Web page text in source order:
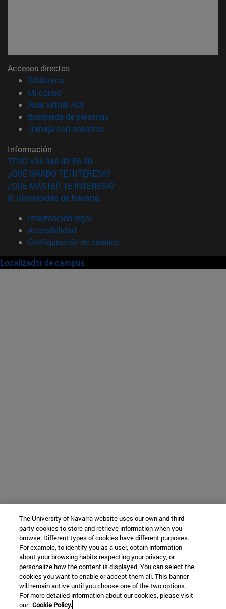
Accesos directos
Biblioteca
Mi correo(abre en nueva ventana)
Aula virtual ADI
Búsqueda de personas(abre en nueva ventana)
Trabaja con nosotros(abre en nueva ventana)
Información
TFNO +34 948 42 56 00
¿QUÉ GRADO TE INTERESA?
¿QUÉ MÁSTER TE INTERESA?
© Universidad de Navarra
Información legal
Accesibilidad
Configuración de cookies
Localizador de campus
The University of Navarra website uses our own and third-
party cookies to store and retrieve information when you
browse. Different types of cookies have different purposes.
For example, to identify you as a user, obtain information
about your browsing habits respecting your privacy, or
personalize how the content is displayed. You can select the
cookies you want to enable or accept them all. This banner
will remain active until you choose one of the two options.
For more detailed information about our cookies, please visit
our Cookie Policy.